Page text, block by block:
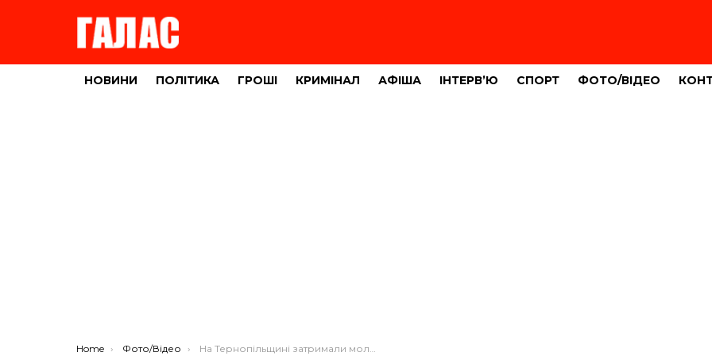
НОВИНИ ПОЛІТИКА ГРОШІ КРИМІНАЛ АФІША ІНТЕРВ’Ю СПОРТ ФОТО/ВІДЕО
You are here:
Home Фото/Відео На Тернопільщині затримали молодика, який до смерті побив 53-річного чоловіка (ФОТО)